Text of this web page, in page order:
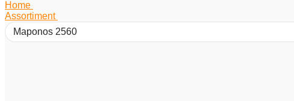
Home
Assortiment
Maponos 2560